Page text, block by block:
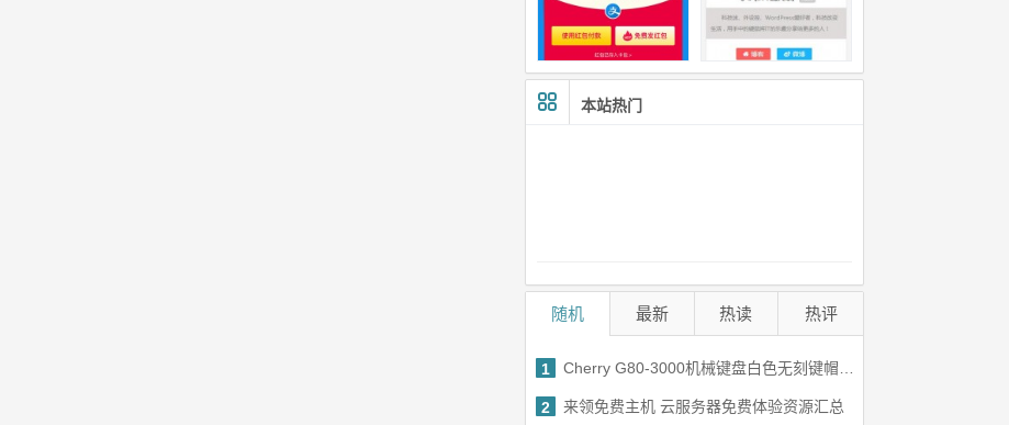
本站热门
随机 最新 热读 热评
1 Cherry G80-3000机械键盘白色无刻键帽图赏 没学盲打后悔了
2 来领免费主机 云服务器免费体验资源汇总